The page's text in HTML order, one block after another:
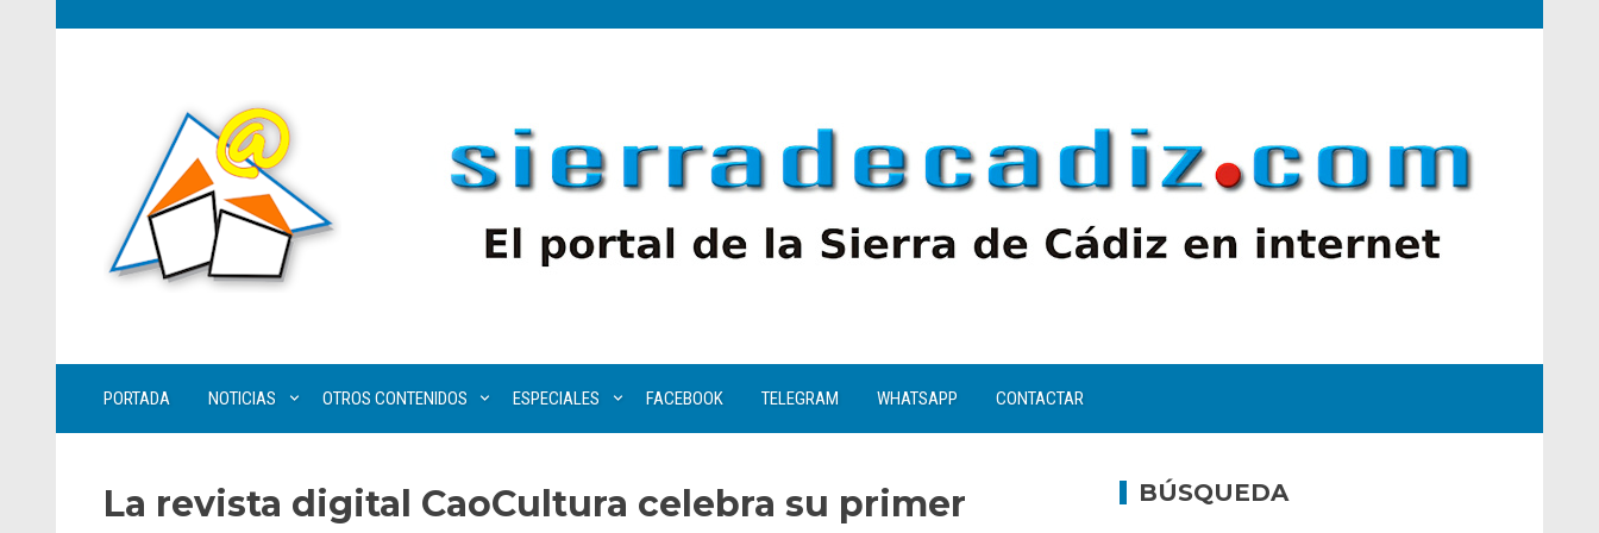
PORTADA NOTICIAS OTROS CONTENIDOS ESPECIALES FACEBOOK TELEGRAM WHATSAPP CONTACTAR
La revista digital CaoCultura celebra su primer
BÚSQUEDA